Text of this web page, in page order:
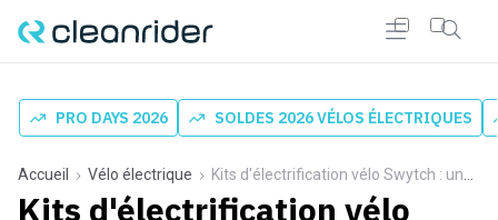
PRO DAYS 2026 SOLDES 2026 VÉLOS ÉLECTRIQUES
Accueil Vélo électrique Kits d'électrification vélo Swytch : une gamme plus performante et toujours aussi abordable
Kits d'électrification vélo